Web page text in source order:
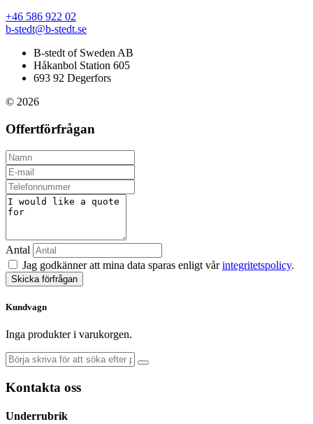
+46 586 922 02
b-stedt@b-stedt.se
B-stedt of Sweden AB
Håkanbol Station 605
693 92 Degerfors
© 2026
Offertförfrågan
Antal
Jag godkänner att mina data sparas enligt vårintegritetspolicy.
Skicka förfrågan
Kundvagn
Inga produkter i varukorgen.
Kontakta oss
Underrubrik